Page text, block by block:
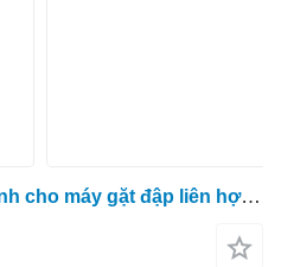
Sàng máy gặt liên hợp dành cho máy gặt đập liên hợp Massey Ferguson 7278